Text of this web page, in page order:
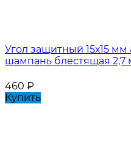
Угол защитный 15х15
шампань блестящая 2,7
460 ₽
Купить